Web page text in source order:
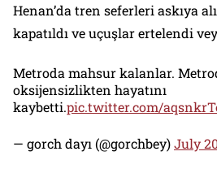
Henan’da tren seferleri askıya
kapatıldı ve uçuşlar ertelendi
Metroda mahsur kalanlar.
oksijensizlikten hayatını
kaybetti.pic.twitter.com/
— gorch dayı (@gorchbey)July